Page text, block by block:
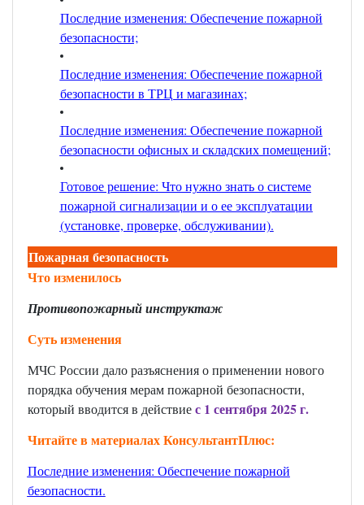
Последние изменения: Обеспечение пожарной
безопасности;
Последние изменения: Обеспечение пожарной
безопасности в ТРЦ и магазинах;
Последние изменения: Обеспечение пожарной
безопасности офисных и складских помещений;
Готовое решение: Что нужно знать о системе
пожарной сигнализации и о ее эксплуатации
(установке, проверке, обслуживании).
Пожарная безопасность
Что изменилось
Противопожарный инструктаж
Суть изменения
МЧС России дало разъяснения о применении нового
порядка обучения мерам пожарной безопасности,
который вводится в действиес 1 сентября 2025 г.
Читайте в материалах КонсультантПлюс:
Последние изменения: Обеспечение пожарной
безопасности.